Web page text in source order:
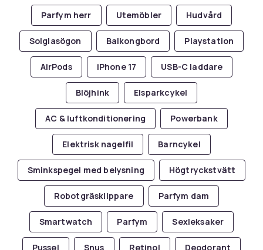
Parfym herr Utemöbler Hudvård
Solglasögon Balkongbord Playstation
AirPods iPhone 17 USB-C laddare
Blöjhink Elsparkcykel
AC & luftkonditionering Powerbank
Elektrisk nagelfil Barncykel
Sminkspegel med belysning Högtryckstvätt
Robotgräsklippare Parfym dam
Smartwatch Parfym Sexleksaker
Pussel Snus Retinol Deodorant